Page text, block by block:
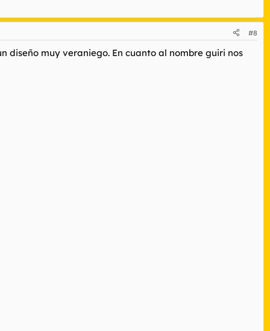
#8
diseño muy veraniego. En cuanto al nombre guiri nos